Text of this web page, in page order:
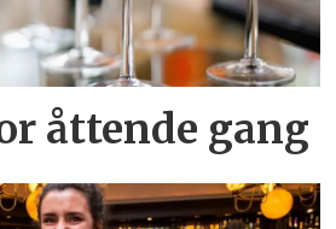
åttende gang